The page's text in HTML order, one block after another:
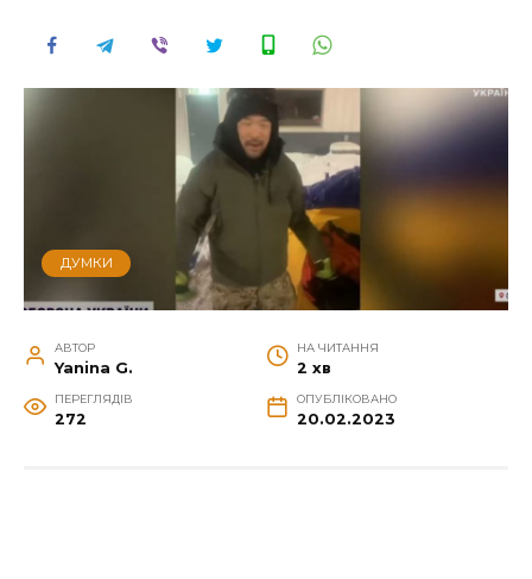
ДУМКИ
АВТОР
Yanina G.
НА ЧИТАННЯ
2 хв
ПЕРЕГЛЯДІВ
272
ОПУБЛІКОВАНО
20.02.2023